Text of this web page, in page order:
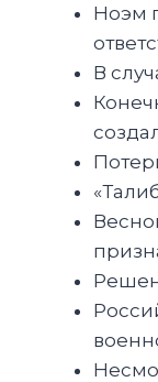
Ноэм
В